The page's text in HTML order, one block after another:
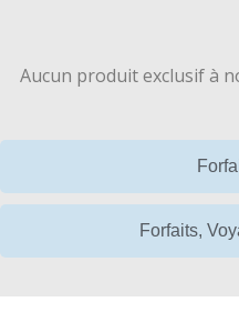
Forfaits,
Aucun produit exclusif à